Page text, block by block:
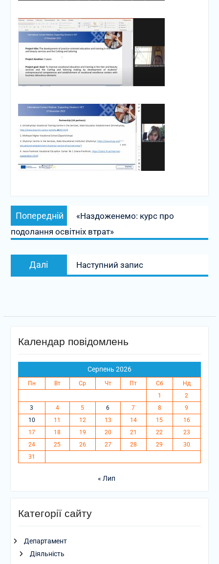
Навігація
записів
Попередній
запис:
«Наздоженемо: курс про
подолання освітніх втрат»
Далі
запис:
Наступний запис
Календар повідомлень
Серпень 2026
Пн Вт Ср Чт Пт Сб
Нд
1
2
3
4 5 6 7 8
9
10
11 12 13 14 15
16
17
18 19 20 21 22
23
24
25 26 27 28 29
30
31
« Лип
Категорії сайту
Департамент
Діяльність